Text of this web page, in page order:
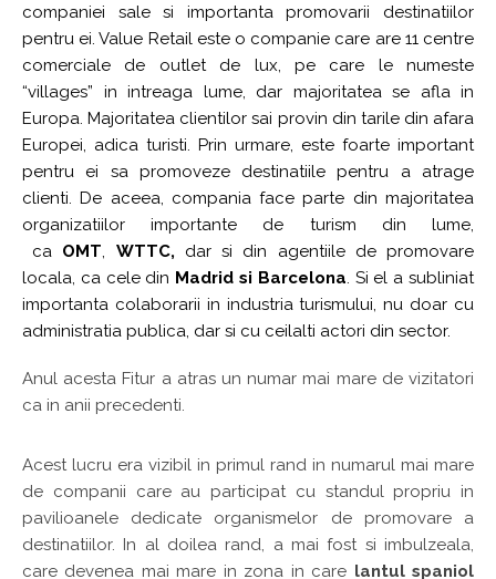
companiei sale si importanta promovarii destinatiilor
pentru ei. Value Retail este o companie care are 11 centre
comerciale de outlet de lux, pe care le numeste
“villages” in intreaga lume, dar majoritatea se afla in
Europa. Majoritatea clientilor sai provin din tarile din afara
Europei, adica turisti. Prin urmare, este foarte important
pentru ei sa promoveze destinatiile pentru a atrage
clienti. De aceea, compania face parte din majoritatea
organizatiilor importante de turism din lume,
ca OMT, WTTC, dar si din agentiile de promovare
locala, ca cele din Madrid si Barcelona. Si el a subliniat
importanta colaborarii in industria turismului, nu doar cu
administratia publica, dar si cu ceilalti actori din sector.
Anul acesta Fitur a atras un numar mai mare de vizitatori
ca in anii precedenti.
Acest lucru era vizibil in primul rand in numarul mai mare
de companii care au participat cu standul propriu in
pavilioanele dedicate organismelor de promovare a
destinatiilor. In al doilea rand, a mai fost si imbulzeala,
care devenea mai mare in zona in care lantul spaniol